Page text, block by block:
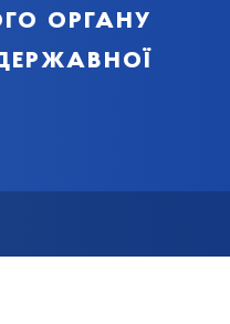
органу